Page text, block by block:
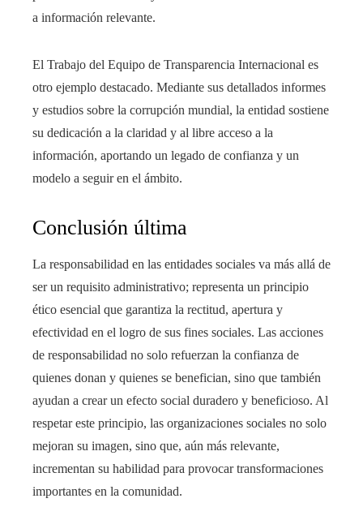
a información relevante.
El Trabajo del Equipo de Transparencia Internacional es
otro ejemplo destacado. Mediante sus detallados informes
y estudios sobre la corrupción mundial, la entidad sostiene
su dedicación a la claridad y al libre acceso a la
información, aportando un legado de confianza y un
modelo a seguir en el ámbito.
Conclusión última
La responsabilidad en las entidades sociales va más allá de
ser un requisito administrativo; representa un principio
ético esencial que garantiza la rectitud, apertura y
efectividad en el logro de sus fines sociales. Las acciones
de responsabilidad no solo refuerzan la confianza de
quienes donan y quienes se benefician, sino que también
ayudan a crear un efecto social duradero y beneficioso. Al
respetar este principio, las organizaciones sociales no solo
mejoran su imagen, sino que, aún más relevante,
incrementan su habilidad para provocar transformaciones
importantes en la comunidad.